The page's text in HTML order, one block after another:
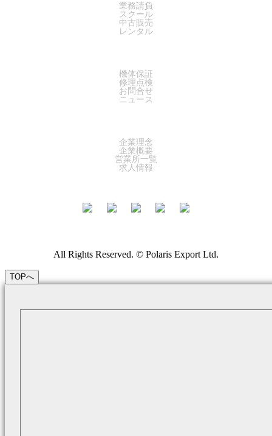
業務請負
スクール
中古販売
レンタル
機体保証
修理点検
お問合せ
ニュース
企業理念
企業概要
営業所一覧
求人情報
All Rights Reserved. © Polaris Export Ltd.
TOPへ